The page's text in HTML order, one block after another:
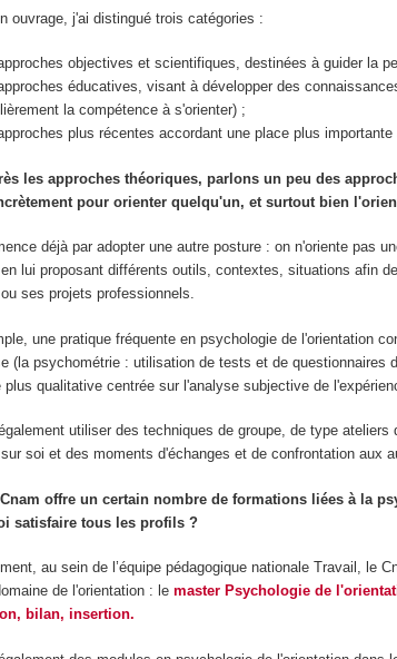
ouvrage, j'ai distingué trois catégories :
objectives et scientifiques, destinées à guider la
éducatives, visant à développer des
la compétence à s'orienter) ;
plus récentes accordant une place plus
les approches théoriques, parlons un peu des
pour orienter quelqu'un, et surtout bien
déjà par adopter une autre posture : on n'oriente pas
lui proposant différents outils, contextes, situations afin
ses projets professionnels.
une pratique fréquente en psychologie de l'orientation
(la psychométrie : utilisation de tests et de questionnaires
plus qualitative centrée sur l'analyse subjective de
utiliser des techniques de groupe, de type
soi et des moments d'échanges et de confrontation aux
Cnam offre un certain nombre de formations liées à la
satisfaire tous les profils ?
au sein de l’équipe pédagogique nationale Travail, le
de l'orientation : lemaster Psychologie de
bilan, insertion.